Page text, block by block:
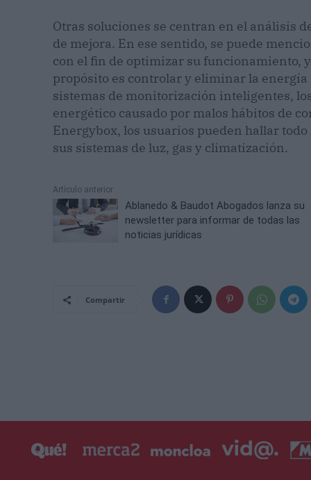
Otras soluciones se centran en el análisis
de mejora. En ese sentido, se puede
con el fin de optimizar su funcionamiento,
propósito es controlar y eliminar la
sistemas de monitorización inteligentes,
energético causado por malos hábitos de
Energybox, los usuarios pueden hallar
sus sistemas de luz, gas y climatización.
Artículo anterior
Ablanedo & Baudot Abogados lanza su
newsletter para informar de todas las
noticias jurídicas
Compartir